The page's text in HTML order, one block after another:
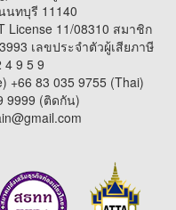
นทบุรี 11140
License 11/08310 สมาชิก
เลขประจำตัวผู้เสียภาษี
4 9 5 9
+66 83 035 9755 (Thai)
9999 (ติดกัน)